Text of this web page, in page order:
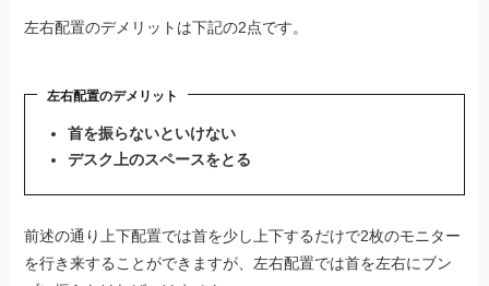
左右配置のデメリットは下記の2点です。
左右配置のデメリット
首を振らないといけない
デスク上のスペースをとる
前述の通り上下配置では首を少し上下するだけで2枚のモニター
を行き来することができますが、左右配置では首を左右にブン